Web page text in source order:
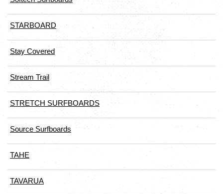
STARBOARD
Stay Covered
Stream Trail
STRETCH SURFBOARDS
Source Surfboards
TAHE
TAVARUA